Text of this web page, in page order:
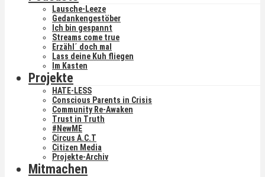
Lausche-Leeze
Gedankengestöber
Ich bin gespannt
Streams come true
Erzähl´ doch mal
Lass deine Kuh fliegen
Im Kasten
Projekte
HATE-LESS
Conscious Parents in Crisis
Community Re-Awaken
Trust in Truth
#NewME
Circus A.C.T
Citizen Media
Projekte-Archiv
Mitmachen